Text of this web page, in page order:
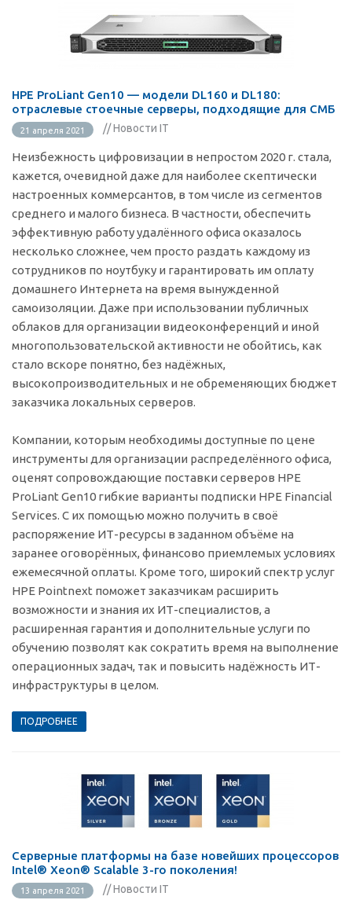
HPE ProLiant Gen10 — модели DL160 и DL180:
отраслевые стоечные серверы, подходящие для СМБ
21 апреля 2021 // Новости IT
Неизбежность цифровизации в непростом 2020 г. стала,
кажется, очевидной даже для наиболее скептически
настроенных коммерсантов, в том числе из сегментов
среднего и малого бизнеса. В частности, обеспечить
эффективную работу удалённого офиса оказалось
несколько сложнее, чем просто раздать каждому из
сотрудников по ноутбуку и гарантировать им оплату
домашнего Интернета на время вынужденной
самоизоляции. Даже при использовании публичных
облаков для организации видеоконференций и иной
многопользовательской активности не обойтись, как
стало вскоре понятно, без надёжных,
высокопроизводительных и не обременяющих бюджет
заказчика локальных серверов.
Компании, которым необходимы доступные по цене
инструменты для организации распределённого офиса,
оценят сопровождающие поставки серверов HPE
ProLiant Gen10 гибкие варианты подписки HPE Financial
Services. С их помощью можно получить в своё
распоряжение ИТ-ресурсы в заданном объёме на
заранее оговорённых, финансово приемлемых условиях
ежемесячной оплаты. Кроме того, широкий спектр услуг
HPE Pointnext поможет заказчикам расширить
возможности и знания их ИТ-специалистов, а
расширенная гарантия и дополнительные услуги по
обучению позволят как сократить время на выполнение
операционных задач, так и повысить надёжность ИТ-
инфраструктуры в целом.
ПОДРОБНЕЕ
Серверные платформы на базе новейших процессоров
Intel® Xeon® Scalable 3-го поколения!
13 апреля 2021 // Новости IT